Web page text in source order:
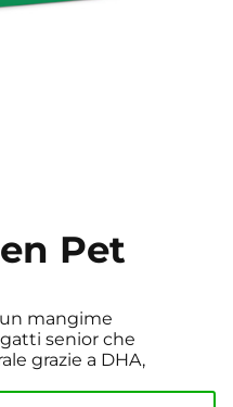
Pet
mangime
senior che
grazie a DHA,